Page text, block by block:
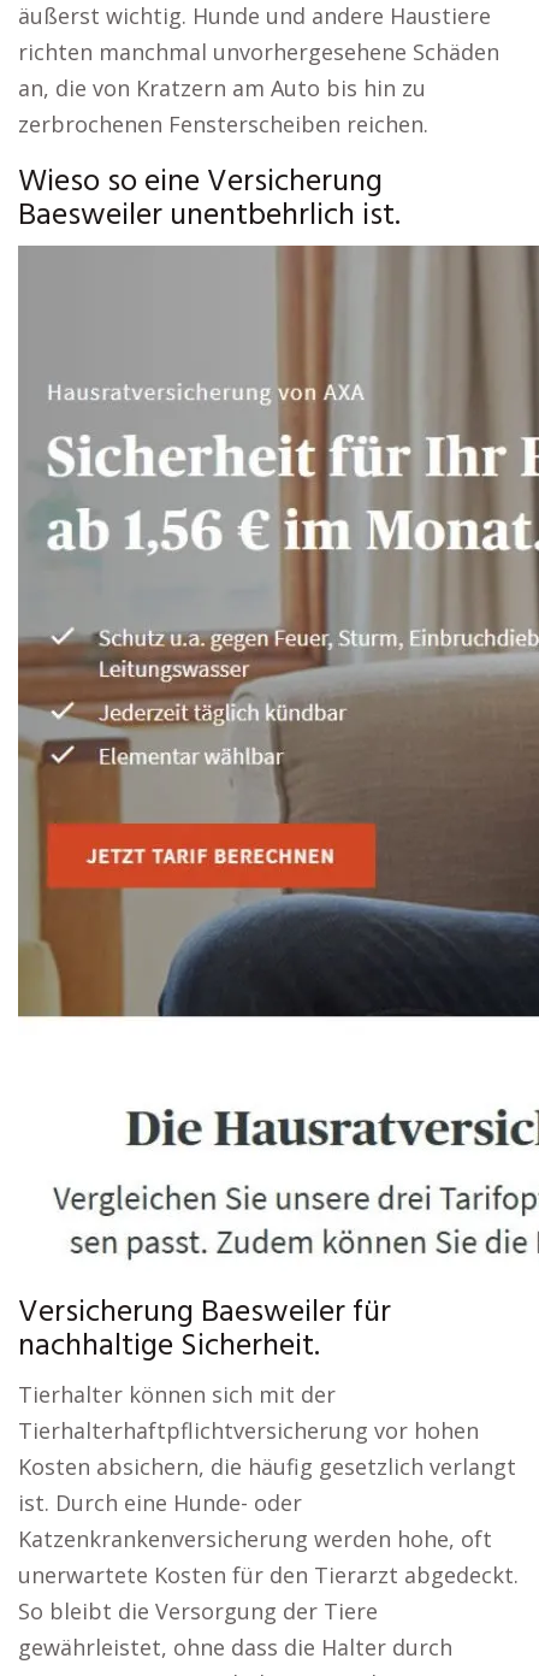
äußerst wichtig. Hunde und andere Haustiere
richten manchmal unvorhergesehene Schäden
an, die von Kratzern am Auto bis hin zu
zerbrochenen Fensterscheiben reichen.
Wieso so eine Versicherung
Baesweiler unentbehrlich ist.
Versicherung Baesweiler für
nachhaltige Sicherheit.
Tierhalter können sich mit der
Tierhalterhaftpflichtversicherung vor hohen
Kosten absichern, die häufig gesetzlich verlangt
ist. Durch eine Hunde- oder
Katzenkrankenversicherung werden hohe, oft
unerwartete Kosten für den Tierarzt abgedeckt.
So bleibt die Versorgung der Tiere
gewährleistet, ohne dass die Halter durch